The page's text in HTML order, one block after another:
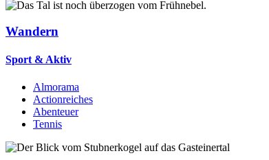
Wandern
Sport & Aktiv
Almorama
Actionreiches
Abenteuer
Tennis